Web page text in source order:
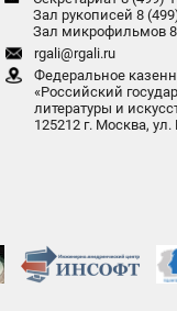
Зал рукописей 8
Зал микрофильмов 8
rgali@rgali.ru
Федеральное
«Российский
литературы и
125212 г. Москва,